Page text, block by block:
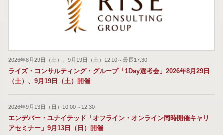
2026年8月29日（土）、9月19日（土）12:10～最長17:30
ライズ・コンサルティング・グループ「1Day選考会」2026年8月29日
（土）、9月19日（土）開催
2026年9月13日（日）10:00～12:30
エンデバー・ユナイテッド「オフライン・オンライン同時開催キャリ
アセミナー」9月13日（日）開催